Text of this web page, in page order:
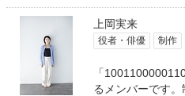
上岡実来
役者・俳優 制作
「
るメンバーです。